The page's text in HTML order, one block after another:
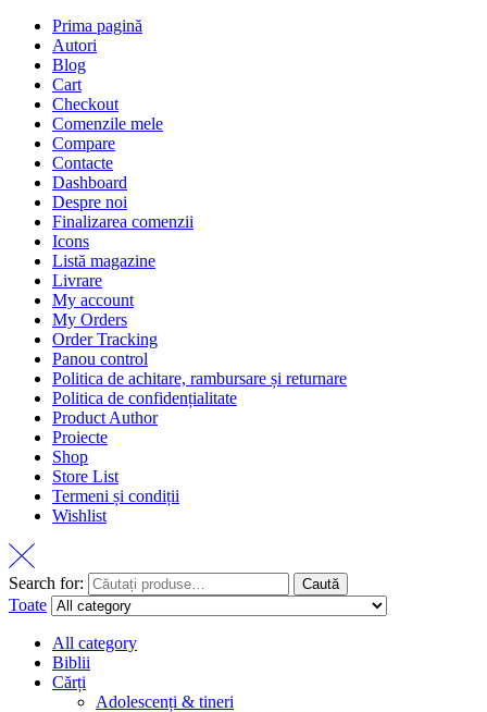
Prima pagină
Autori
Blog
Cart
Checkout
Comenzile mele
Compare
Contacte
Dashboard
Despre noi
Finalizarea comenzii
Icons
Listă magazine
Livrare
My account
My Orders
Order Tracking
Panou control
Politica de achitare, rambursare și returnare
Politica de confidențialitate
Product Author
Proiecte
Shop
Store List
Termeni și condiții
Wishlist
Search for: Caută
Toate
All category
Biblii
Cărți
Adolescenți & tineri